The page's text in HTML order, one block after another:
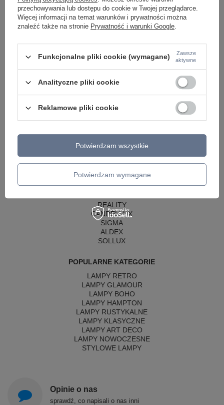
KINKIETY DO SYPIALNI
LAMPY SUFITOWE OKRĄGŁE
LAMPY WISZĄCE
SŁUPKI OGRODOWE
LAMPY OGRODOWE - WISZĄCE
LAMPY WISZĄCE - ZEWNĘTRZNE
LAMPY OGRODOWE - SUFITOWE
LAMPY SOLARNE
OPRAWY OGRODOWE
OŚWIETLENIE SCHODÓW ZEWNĘTRZNE
ITALUX
MAYTONI
REALITY
CANDELLUX
SIGMA
ALDEX
SOLLUX
POPULARNE KATEGORIE
LAMPY RETRO
LAMPY GLAMOUR
LAMPY BOHO
LAMPY HAMPTON
LAMPY RUSTYKALNE
LAMPY KLASYCZNE
LAMPY ART DECO
LAMPY NOWOCZESNE
STYLOWE LAMPY
Opinie o nas
sprawdź, co napisali o nas inni
przechowywania lub dostępu do cookie w Twojej przeglądarce.
Więcej informacji na temat warunków i prywatności można
znaleźć także na stronie Prywatność i warunki Google.
Funkcjonalne pliki cookie (wymagane)
Zawsze
aktywne
Analityczne pliki cookie
Reklamowe pliki cookie
Potwierdzam wymagane
Potwierdzam wszystkie